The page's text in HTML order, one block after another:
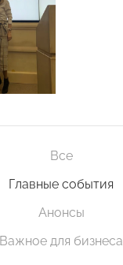
Все
Главные события
Анонсы
Важное для бизнеса